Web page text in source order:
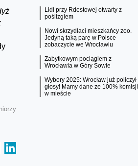
Lidl przy Rdestowej otwarty z
poślizgiem
Nowi skrzydlaci mieszkańcy zoo.
Jedyną taką parę w Polsce
zobaczycie we Wrocławiu
Zabytkowym pociągiem z
Wrocławia w Góry Sowie
Wybory 2025: Wrocław już policzył
głosy! Mamy dane ze 100% komisji
w mieście